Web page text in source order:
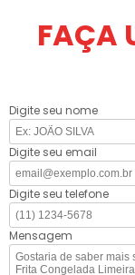
FAÇA
Digite seu nome
Digite seu email
Digite seu telefone
Mensagem